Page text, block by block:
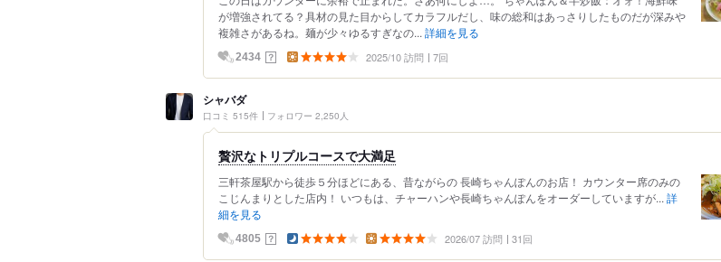
が増強されてる？具材の見た目からしてカラフルだし、味の総和はあっさりしたものだが深みや
複雑さがあるね。麺が少々ゆるすぎなの... 詳細を見る
2434 ？ 2025/10 訪問 7回
シャバダ
口コミ 515件 フォロワー 2,250人
贅沢なトリプルコースで大満足
三軒茶屋駅から徒歩５分ほどにある、昔ながらの 長崎ちゃんぽんのお店！ カウンター席のみの
こじんまりとした店内！ いつもは、チャーハンや長崎ちゃんぽんをオーダーしていますが... 詳
細を見る
4805 ？ 2026/07 訪問 31回